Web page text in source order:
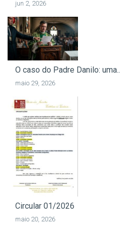
jun 2, 2026
O caso do Padre Danilo: uma..
maio 29, 2026
Circular 01/2026
maio 20, 2026